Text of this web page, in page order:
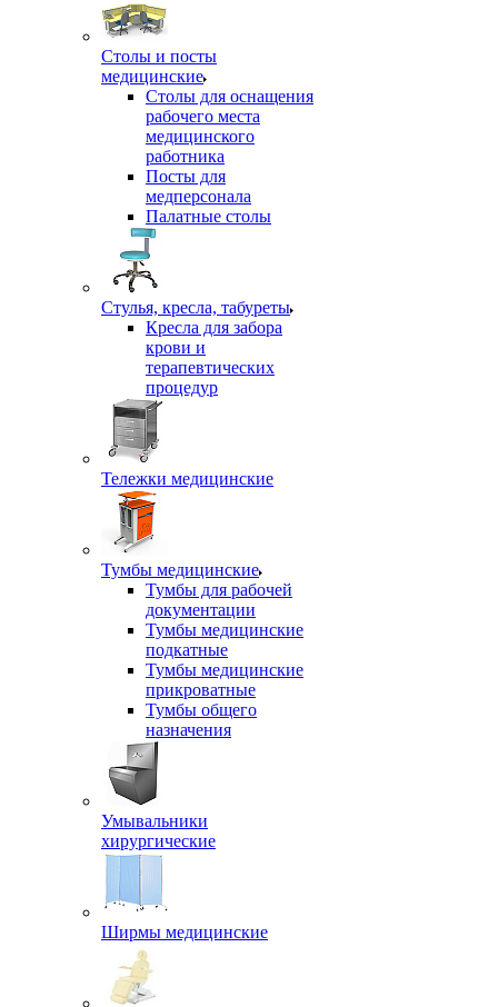
Столы и посты
медицинские
Столы для оснащения
рабочего места
медицинского
работника
Посты для
медперсонала
Палатные столы
Стулья, кресла, табуреты
Кресла для забора
крови и
терапевтических
процедур
Тележки медицинские
Тумбы медицинские
Тумбы для рабочей
документации
Тумбы медицинские
подкатные
Тумбы медицинские
прикроватные
Тумбы общего
назначения
Умывальники
хирургические
Ширмы медицинские